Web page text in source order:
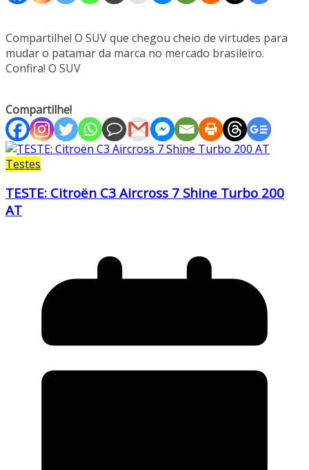
Compartilhe! O SUV que chegou cheio de virtudes para
mudar o patamar da marca no mercado brasileiro.
Confira! O SUV
Compartilhe!
Testes
TESTE: Citroën C3 Aircross 7 Shine Turbo 200
AT